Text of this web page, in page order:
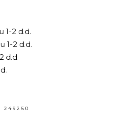
1-2 d.d.
1-2 d.d.
d.d.
249250